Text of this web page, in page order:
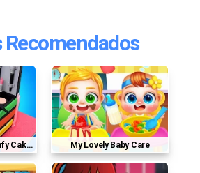
Recomendados
Game My Lovely Baby Care